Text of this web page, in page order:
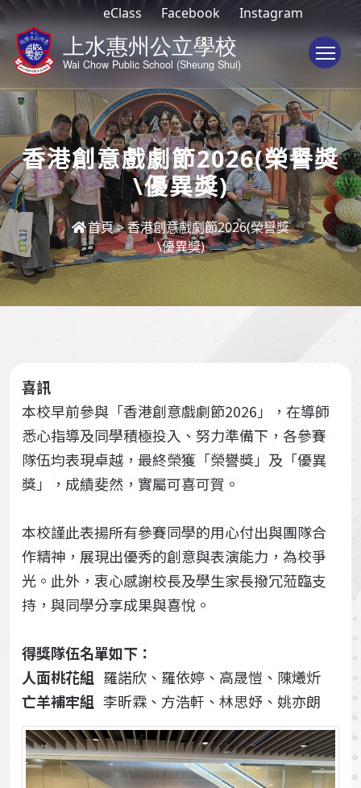
eClass Facebook Instagram
香港創意戲劇節2026(榮譽獎
\優異獎)
首頁>香港創意戲劇節2026(榮譽獎
\優異獎)
喜訊
本校早前參與「香港創意戲劇節2026」，在導師
悉心指導及同學積極投入、努力準備下，各參賽
隊伍均表現卓越，最終榮獲「榮譽獎」及「優異
獎」，成績斐然，實屬可喜可賀。
本校謹此表揚所有參賽同學的用心付出與團隊合
作精神，展現出優秀的創意與表演能力，為校爭
光。此外，衷心感謝校長及學生家長撥冗蒞臨支
持，與同學分享成果與喜悅。
得獎隊伍名單如下：
人面桃花組 羅諾欣、羅依婷、高晟愷、陳爔炘
亡羊補牢組 李昕霖、方浩軒、林思妤、姚亦朗